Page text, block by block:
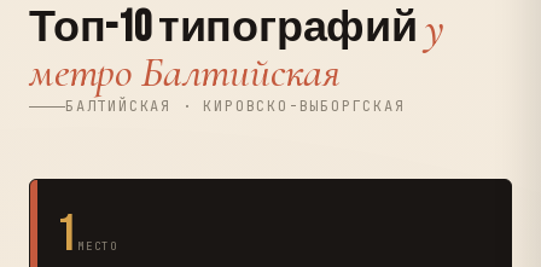
Топ-10 типографийу
метро Балтийская
БАЛТИЙСКАЯ · КИРОВСКО-ВЫБОРГСКАЯ
1 МЕСТО